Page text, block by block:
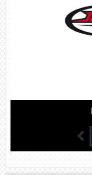
Insane Toys